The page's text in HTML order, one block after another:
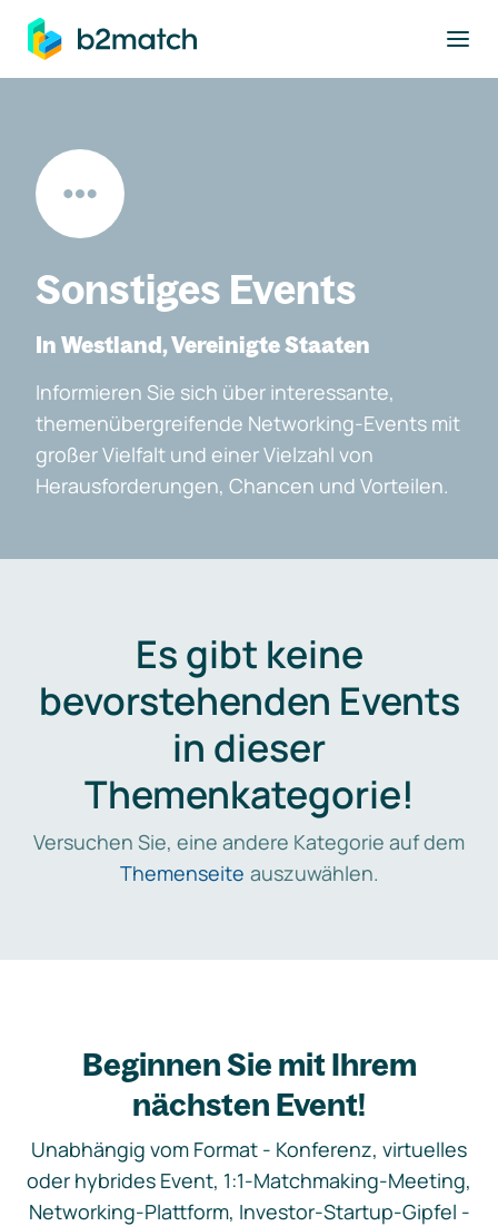
springen
Sonstiges Events
In Westland, Vereinigte Staaten
Informieren Sie sich über interessante,
themenübergreifende Networking-Events mit
großer Vielfalt und einer Vielzahl von
Herausforderungen, Chancen und Vorteilen.
Es gibt keine
bevorstehenden Events
in dieser
Themenkategorie!
Versuchen Sie, eine andere Kategorie auf dem
Themenseite auszuwählen.
Beginnen Sie mit Ihrem
nächsten Event!
Unabhängig vom Format - Konferenz, virtuelles
oder hybrides Event, 1:1-Matchmaking-Meeting,
Networking-Plattform, Investor-Startup-Gipfel -